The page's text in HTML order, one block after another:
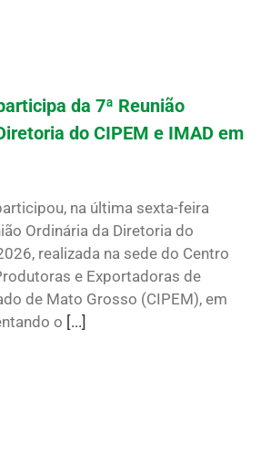
da 7ª Reunião
do CIPEM e IMAD em
na última sexta-feira
Ordinária da Diretoria do
realizada na sede do Centro
e Exportadoras de
de Mato Grosso (CIPEM), em
o [...]